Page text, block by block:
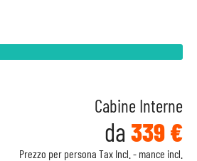
Cabine Interne
da 339 €
Prezzo per persona Tax Incl. - mance incl.